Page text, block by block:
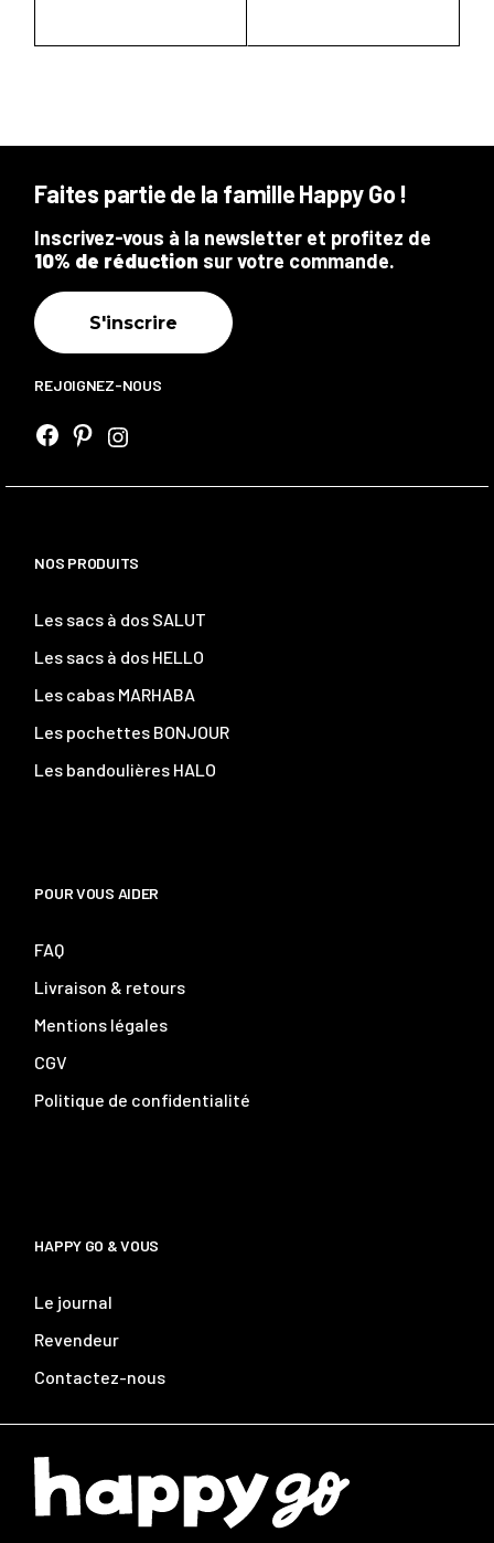
Faites partie de la famille Happy Go !
Inscrivez-vous à la newsletter et profitez de
10% de réduction sur votre commande.
S'inscrire
REJOIGNEZ-NOUS
Facebook
Pinterest
Instagram
NOS PRODUITS
Les sacs à dos SALUT
Les sacs à dos HELLO
Les cabas MARHABA
Les pochettes BONJOUR
Les bandoulières HALO
POUR VOUS AIDER
FAQ
Livraison & retours
Mentions légales
CGV
Politique de confidentialité
HAPPY GO & VOUS
Le journal
Revendeur
Contactez-nous